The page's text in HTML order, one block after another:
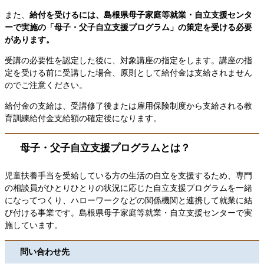
また、 給付を受けるには、島根県母子家庭等就業・自立支援センタ
ーで実施の「母子・父子自立支援プログラム」の策定を受ける必要
があります。
受講の必要性を認定した後に、対象講座の指定をします。講座の指
定を受ける前に受講した場合、原則として給付金は支給されません
のでご注意ください。
給付金の支給は、受講修了後または雇用保険制度から支給される教
育訓練給付金支給額の確定後になります。
母子・父子自立支援プログラムとは？
児童扶養手当を受給している方の生活の自立を支援するため、専門
の相談員がひとりひとりの状況に応じた自立支援プログラムを一緒
になってつくり、ハローワークなどの関係機関と連携して就業に結
び付ける事業です。島根県母子家庭等就業・自立支援センターで実
施しています。
問い合わせ先